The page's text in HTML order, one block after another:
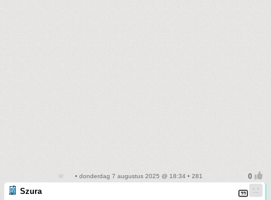
• donderdag 7 augustus 2025 @ 18:34 • 281
Szura